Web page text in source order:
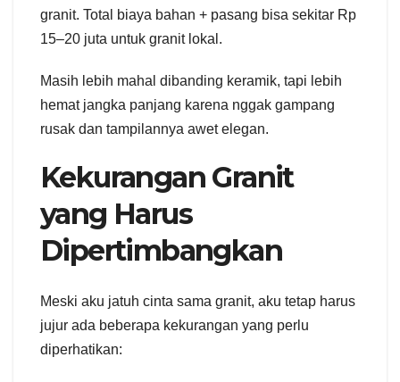
granit. Total biaya bahan + pasang bisa sekitar Rp
15–20 juta untuk granit lokal.
Masih lebih mahal dibanding keramik, tapi lebih
hemat jangka panjang karena nggak gampang
rusak dan tampilannya awet elegan.
Kekurangan Granit
yang Harus
Dipertimbangkan
Meski aku jatuh cinta sama granit, aku tetap harus
jujur ada beberapa kekurangan yang perlu
diperhatikan: